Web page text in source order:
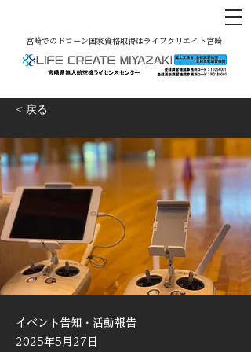
宮崎でのドローン国家資格取得はライフクリエイト宮崎
< 戻る
イベント告知・活動報告
2025年5月27日